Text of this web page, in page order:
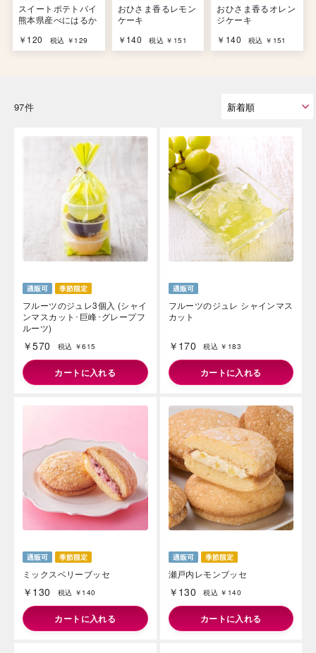
スイートポテトパイ
熊本県産べにはるか
￥120
税込 ￥129
おひさま香るレモン
ケーキ
￥140
税込 ￥151
おひさま香るオレン
ジケーキ
￥140
税込 ￥151
97件
フルーツのジュレ3個入 (シャイ
ンマスカット･巨峰･グレープフ
ルーツ)
￥570 税込 ￥615
カートに入れる
フルーツのジュレ シャインマス
カット
￥170 税込 ￥183
カートに入れる
ミックスベリーブッセ
￥130 税込 ￥140
カートに入れる
瀬戸内レモンブッセ
￥130 税込 ￥140
カートに入れる
岳や末広がりを意味す
つ時」という意味を込
海外 Overseas shops
Indonesia
Singapore
Malaysia
Hong Kong
Vietnam